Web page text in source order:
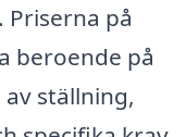
på
beroende på
ställning,